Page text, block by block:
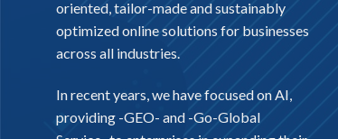
oriented, tailor-made and sustainably
optimized online solutions for businesses
across all industries.
In recent years, we have focused on AI,
providing -GEO- and -Go-Global